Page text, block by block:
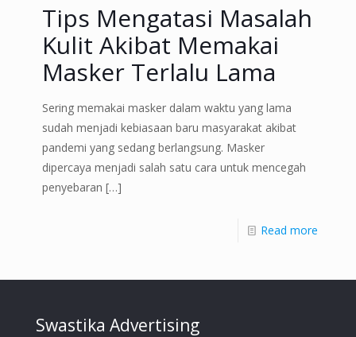
Tips Mengatasi Masalah
Kulit Akibat Memakai
Masker Terlalu Lama
Sering memakai masker dalam waktu yang lama
sudah menjadi kebiasaan baru masyarakat akibat
pandemi yang sedang berlangsung. Masker
dipercaya menjadi salah satu cara untuk mencegah
penyebaran […]
Read more
Swastika Advertising